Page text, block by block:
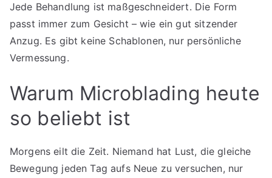
Jede Behandlung ist maßgeschneidert. Die Form
passt immer zum Gesicht – wie ein gut sitzender
Anzug. Es gibt keine Schablonen, nur persönliche
Vermessung.
Warum Microblading heute
so beliebt ist
Morgens eilt die Zeit. Niemand hat Lust, die gleiche
Bewegung jeden Tag aufs Neue zu versuchen, nur